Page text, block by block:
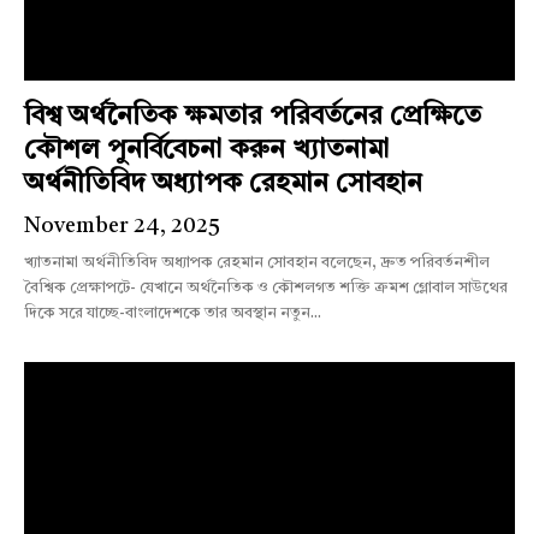
বিশ্ব অর্থনৈতিক ক্ষমতার পরিবর্তনের প্রেক্ষিতে
কৌশল পুনর্বিবেচনা করুন খ্যাতনামা
অর্থনীতিবিদ অধ্যাপক রেহমান সোবহান
November 24, 2025
খ্যাতনামা অর্থনীতিবিদ অধ্যাপক রেহমান সোবহান বলেছেন, দ্রুত পরিবর্তনশীল
বৈশ্বিক প্রেক্ষাপটে- যেখানে অর্থনৈতিক ও কৌশলগত শক্তি ক্রমশ গ্লোবাল সাউথের
দিকে সরে যাচ্ছে-বাংলাদেশকে তার অবস্থান নতুন...